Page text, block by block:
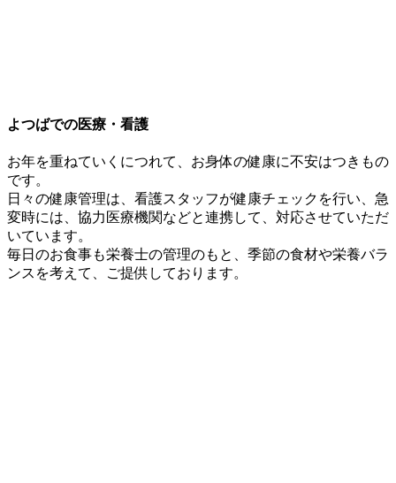
よつばでの医療・看護
お年を重ねていくにつれて、お身体の健康に不安はつきもの
です。
日々の健康管理は、看護スタッフが健康チェックを行い、急
変時には、協力医療機関などと連携して、対応させていただ
いています。
毎日のお食事も栄養士の管理のもと、季節の食材や栄養バラ
ンスを考えて、ご提供しております。